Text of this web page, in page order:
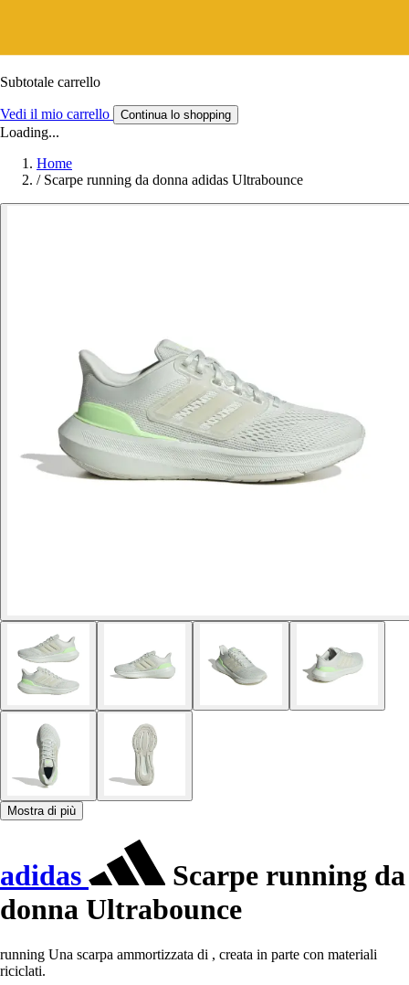
Subtotale carrello
Vedi il mio carrello Continua lo shopping
Loading...
Home
/ Scarpe running da donna adidas Ultrabounce
Mostra di più
adidas
Scarpe running da
donna Ultrabounce
running Una scarpa ammortizzata di , creata in parte con materiali
riciclati.